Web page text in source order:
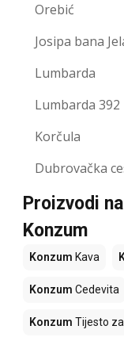
Orebić
Josipa bana
Lumbarda
Lumbarda 392
Korčula
Dubrovačka
Proizvodi
Konzum
Konzum Kava
Konzum Cedevita
Konzum Tijesto